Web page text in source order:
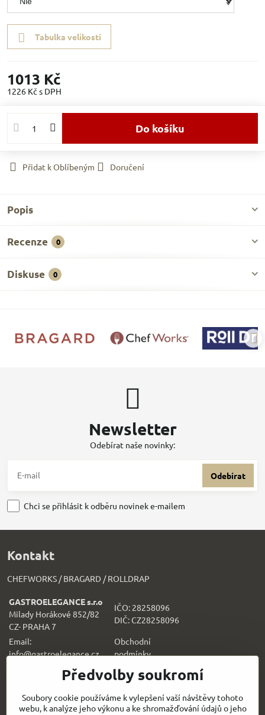
Tabulka velikostí
1013 Kč
1226 Kč s DPH
Do košíku
Přidat k Oblíbeným Doručení
Popis
Recenze 0
Diskuse 0
Newsletter
Odebírat naše novinky:
Odebírat
Chci se přihlásit k odběru novinek e-mailem
Kontakt
CHEFWORKS / BRAGARD / ROLLDRAP
GASTROELEGANCE s.r.o
Milady Horákové 852/82
CZ- PRAHA 7
IČO: 28258096
DIČ: CZ28258096
Email:
info@gastroelegance.cz
Obchodní
podmínky
Všechno k nákupu
Předvolby soukromí
Soubory cookie používáme k vylepšení vaší návštěvy tohoto
webu, k analýze jeho výkonu a ke shromažďování údajů o jeho